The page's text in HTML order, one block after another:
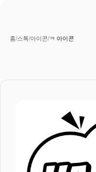
홈/스톡/아이콘/ㅋ 아이콘